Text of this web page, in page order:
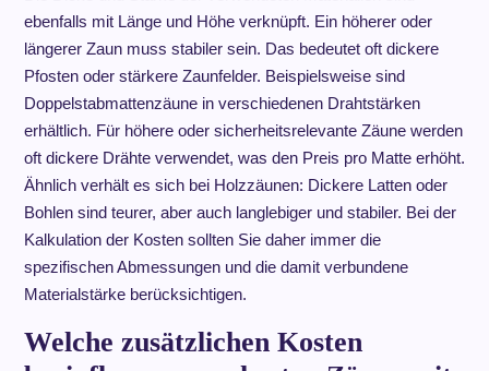
ebenfalls mit Länge und Höhe verknüpft. Ein höherer oder
längerer Zaun muss stabiler sein. Das bedeutet oft dickere
Pfosten oder stärkere Zaunfelder. Beispielsweise sind
Doppelstabmattenzäune in verschiedenen Drahtstärken
erhältlich. Für höhere oder sicherheitsrelevante Zäune werden
oft dickere Drähte verwendet, was den Preis pro Matte erhöht.
Ähnlich verhält es sich bei Holzzäunen: Dickere Latten oder
Bohlen sind teurer, aber auch langlebiger und stabiler. Bei der
Kalkulation der Kosten sollten Sie daher immer die
spezifischen Abmessungen und die damit verbundene
Materialstärke berücksichtigen.
Welche zusätzlichen Kosten